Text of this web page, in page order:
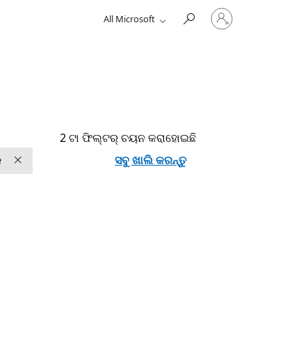
All Microsoft
ଆପଣଙ୍କର
ଅକାଉଣ୍ଟ
ସହିତ
2 ଟା ଫିଲ୍ଟର୍ ଚୟନ କରାହୋଇଛି
ସବୁ ଖାଲି କରନ୍ତୁ